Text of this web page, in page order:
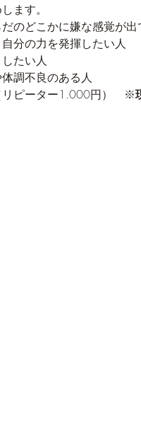
ます。
のどこかに嫌な感覚が出
分の力を発揮したい人
たい人
調不良のある人
リピーター1.000円）　※